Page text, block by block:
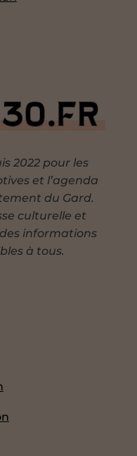
2022 pour les
et l’agenda
du Gard.
culturelle et
informations
à tous.